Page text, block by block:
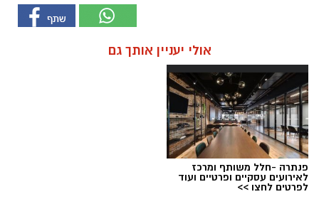
אולי יעניין אותך גם
פנתרה -חלל משותף ומרכז
לאירועים עסקיים ופרטיים ועוד
לפרטים לחצו >>